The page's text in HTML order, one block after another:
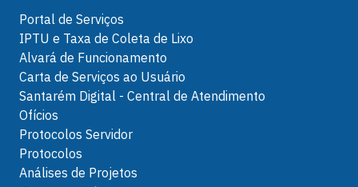
Portal de Serviços
IPTU e Taxa de Coleta de Lixo
Alvará de Funcionamento
Carta de Serviços ao Usuário
Santarém Digital - Central de Atendimento
Ofícios
Protocolos Servidor
Protocolos
Análises de Projetos